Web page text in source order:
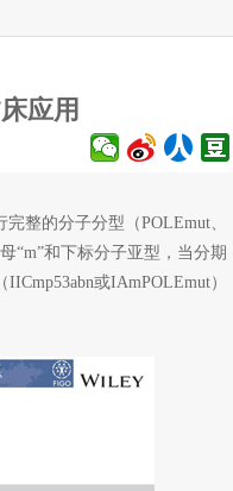
应用
整的分子分型（POLEmut、
“m”和下标分子亚型，当分期
或IAmPOLEmut）